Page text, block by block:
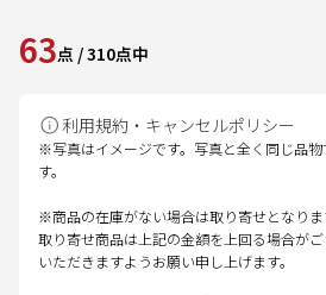
63点 /310点中
利用規約・キャンセルポリシー
※写真はイメージです。写真と全く同じ品
す。
※商品の在庫がない場合は取り寄せとなりま
取り寄せ商品は上記の金額を上回る場合が
いただきますようお願い申し上げます。